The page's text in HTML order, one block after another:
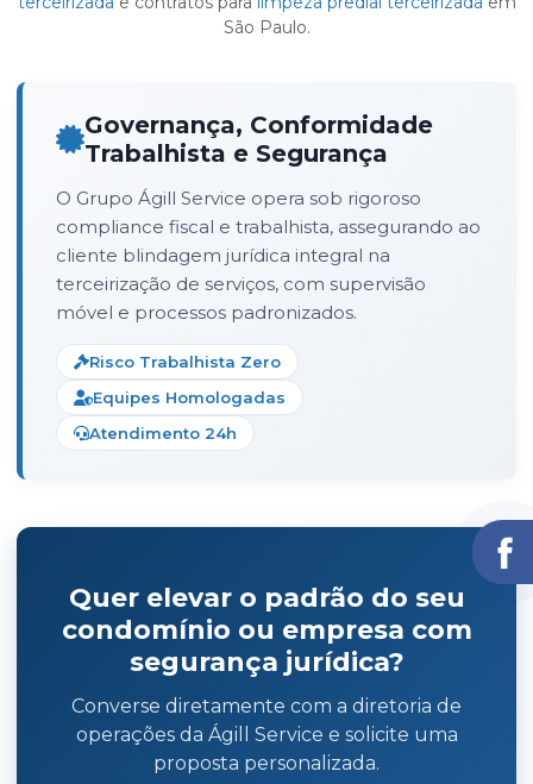
São Paulo.
Governança, Conformidade
Trabalhista e Segurança
O Grupo Ágill Service opera sob rigoroso
compliance fiscal e trabalhista, assegurando ao
cliente blindagem jurídica integral na
terceirização de serviços, com supervisão
móvel e processos padronizados.
Risco Trabalhista Zero
Equipes Homologadas
Atendimento 24h
Quer elevar o padrão do seu
condomínio ou empresa com
segurança jurídica?
Converse diretamente com a diretoria de
operações da Ágill Service e solicite uma
proposta personalizada.